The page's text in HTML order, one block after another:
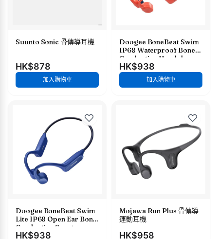
Suunto Sonic 骨傳導耳機
HK$878
加入購物車
Doogee BoneBeat Swim
IP68 Waterproof Bone
Conduction Headphones
防水骨傳導耳機
HK$938
加入購物車
Doogee BoneBeat Swim
Lite IP68 Open Ear Bone
Conduction Sport
Headphones 防水骨傳導
HK$938
Mojawa Run Plus 骨傳導
運動耳機
HK$958